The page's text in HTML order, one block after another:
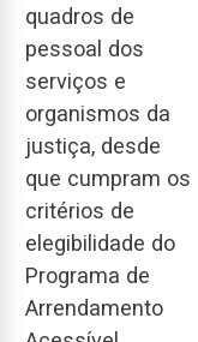
quadros de
pessoal dos
serviços e
organismos da
justiça, desde
que cumpram os
critérios de
elegibilidade do
Programa de
Arrendamento